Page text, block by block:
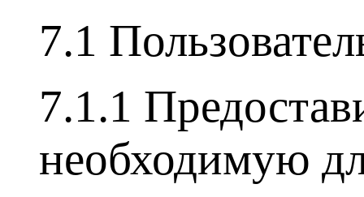
7.1
7.1.1
необходимую